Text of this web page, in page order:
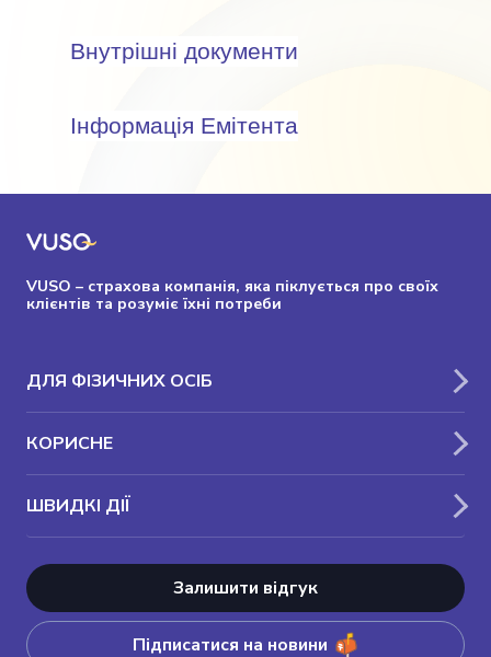
Внутрішні документи
Інформація Емітента
VUSO – страхова компанія, яка піклується про своїх
клієнтів та розуміє їхні потреби
ДЛЯ ФІЗИЧНИХ ОСІБ
КОРИСНЕ
ШВИДКІ ДІЇ
Залишити відгук
Підписатися на новини